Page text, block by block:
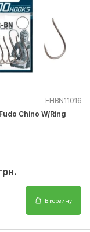
FHBN11016
Chino W/Ring
В корзину